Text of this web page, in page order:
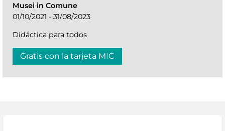
Musei in Comune
01/10/2021 - 31/08/2023
Didáctica para todos
Gratis con la tarjeta MIC